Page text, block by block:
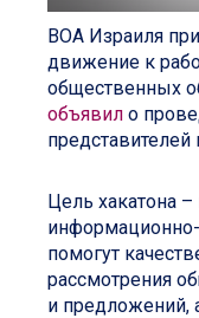
ВОА Израиля
движение к
общественных
объявил о
Цель хакатона
помогут
рассмотрения
и предложений,